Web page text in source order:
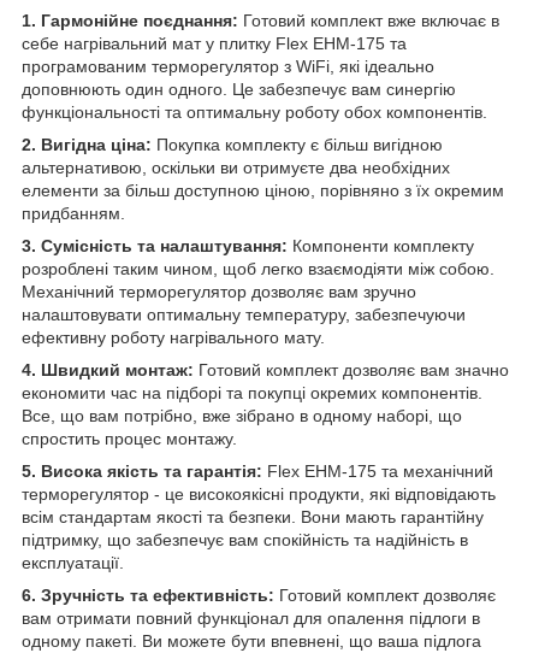
1. Гармонійне поєднання: Готовий комплект вже включає в
себе нагрівальний мат у плитку Flex EHM-175 та
програмованим терморегулятор з WiFi, які ідеально
доповнюють один одного. Це забезпечує вам синергію
функціональності та оптимальну роботу обох компонентів.
2. Вигідна ціна: Покупка комплекту є більш вигідною
альтернативою, оскільки ви отримуєте два необхідних
елементи за більш доступною ціною, порівняно з їх окремим
придбанням.
3. Сумісність та налаштування: Компоненти комплекту
розроблені таким чином, щоб легко взаємодіяти між собою.
Механічний терморегулятор дозволяє вам зручно
налаштовувати оптимальну температуру, забезпечуючи
ефективну роботу нагрівального мату.
4. Швидкий монтаж: Готовий комплект дозволяє вам значно
економити час на підборі та покупці окремих компонентів.
Все, що вам потрібно, вже зібрано в одному наборі, що
спростить процес монтажу.
5. Висока якість та гарантія: Flex EHM-175 та механічний
терморегулятор - це високоякісні продукти, які відповідають
всім стандартам якості та безпеки. Вони мають гарантійну
підтримку, що забезпечує вам спокійність та надійність в
експлуатації.
6. Зручність та ефективність: Готовий комплект дозволяє
вам отримати повний функціонал для опалення підлоги в
одному пакеті. Ви можете бути впевнені, що ваша підлога